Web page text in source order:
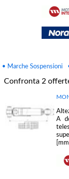
• Marche Sospensioni
Confronta 2
A